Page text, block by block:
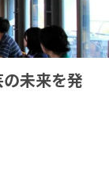
未来を発